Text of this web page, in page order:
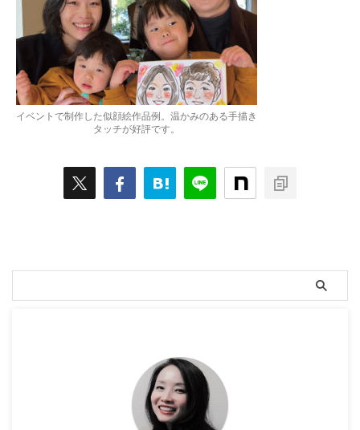
イベントで制作した似顔絵作品例。温かみのある手描き
タッチが好評です。